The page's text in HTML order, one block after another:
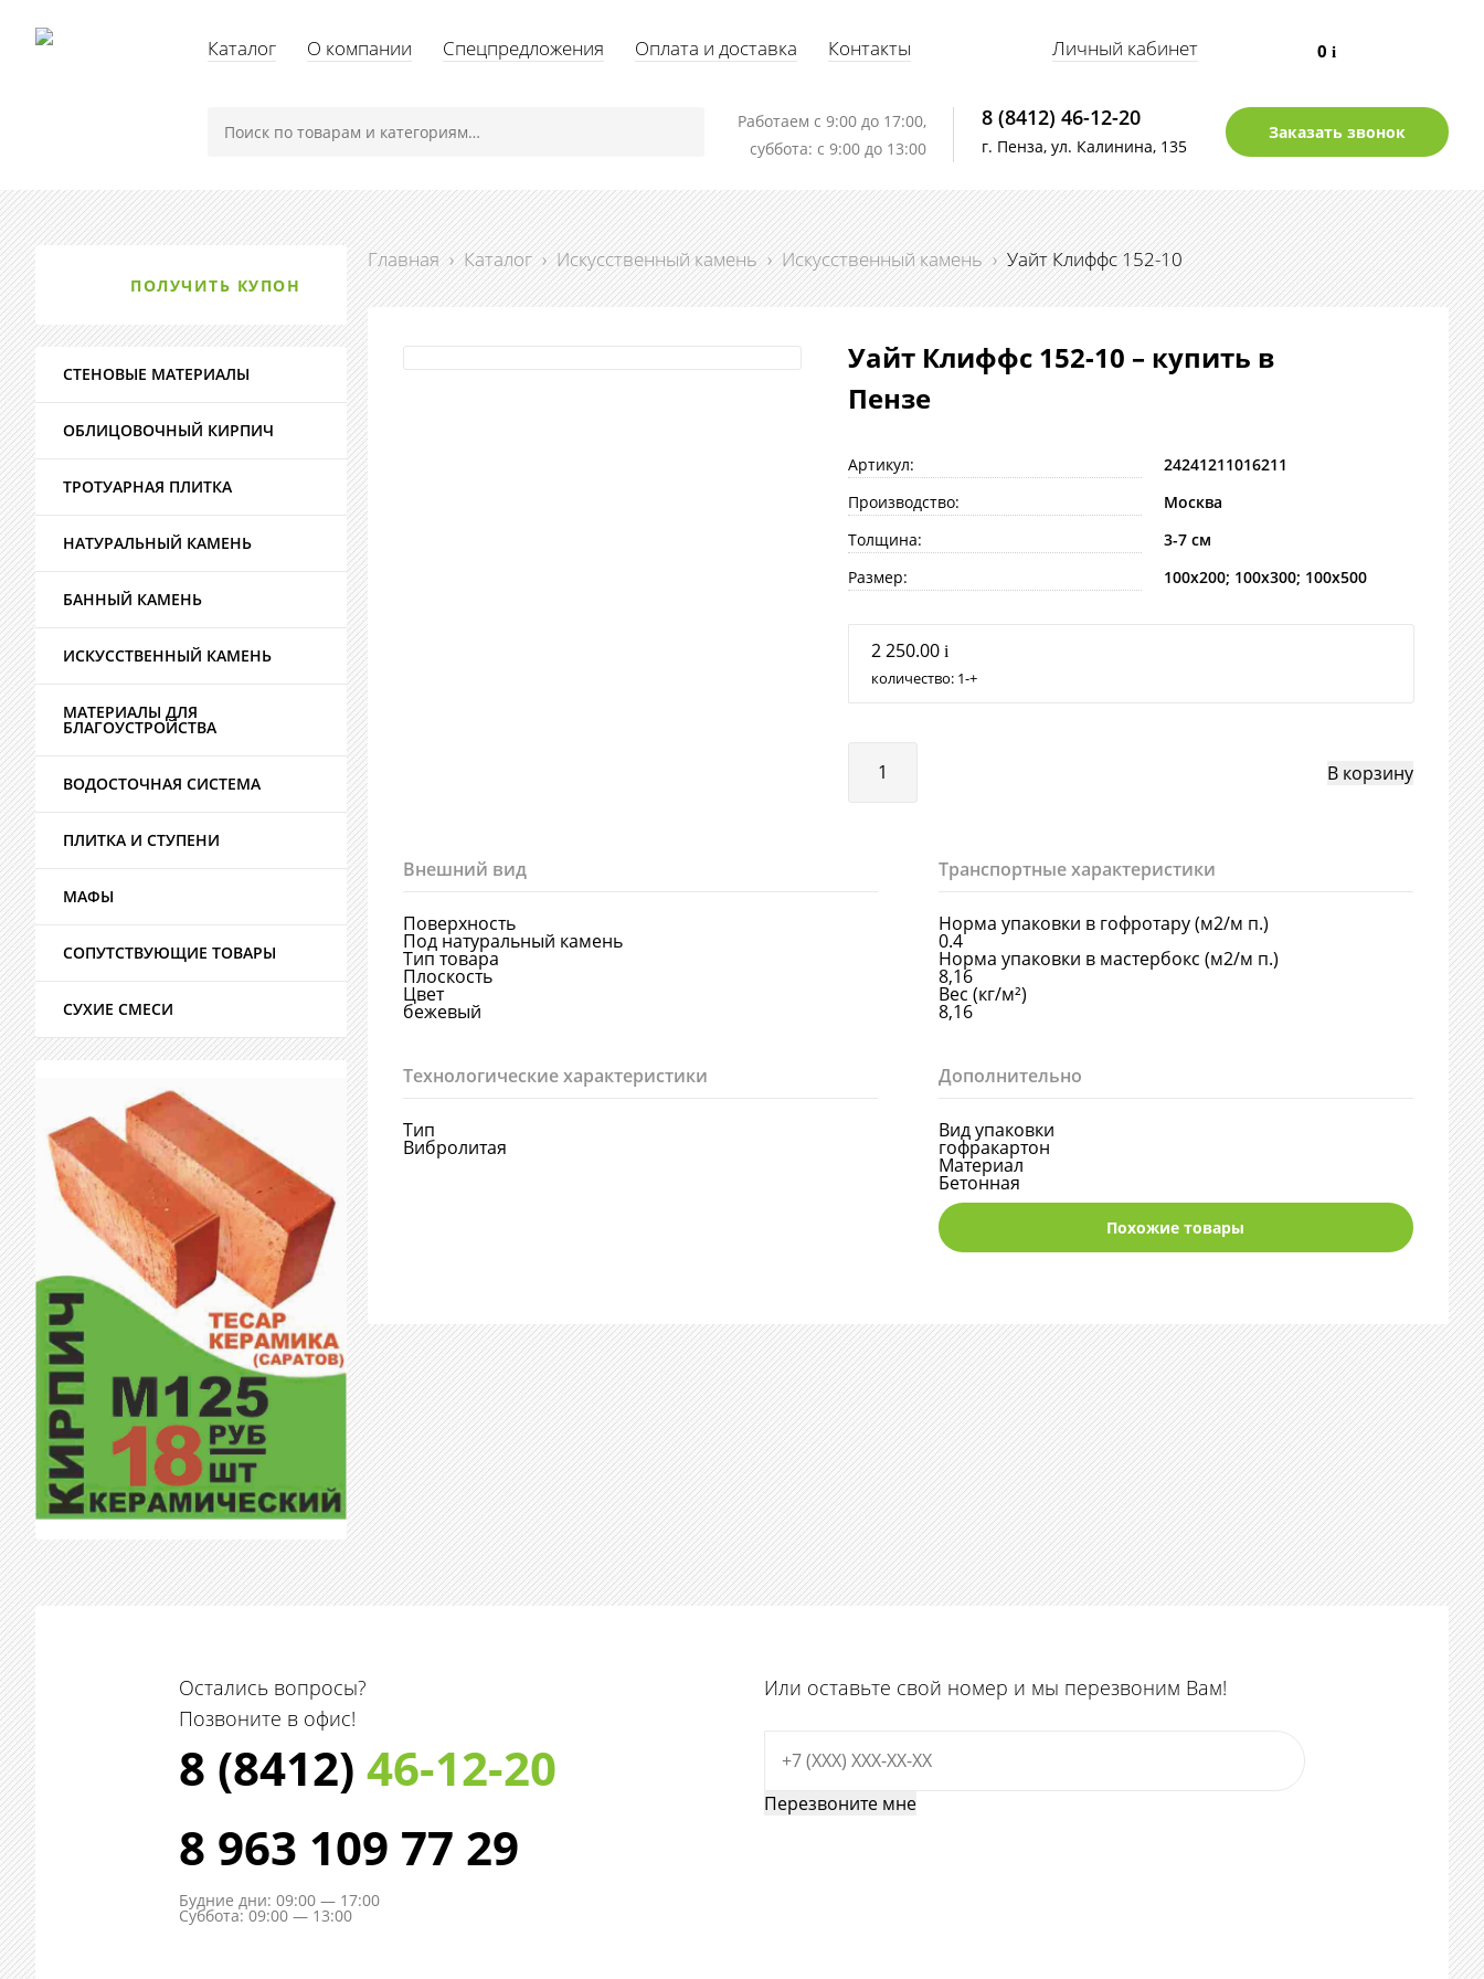
Каталог О компании Спецпредложения Оплата и доставка Контакты Личный кабинет 0i
Работаем c 9:00 до 17:00,
суббота: с 9:00 до 13:00
8 (8412) 46-12-20
г. Пенза, ул. Калинина, 135
Заказать звонок
Главная › Каталог › Искусственный камень › Искусственный камень › Уайт Клиффс 152-10
Уайт Клиффс 152-10 – купить в
Пензе
Артикул:
24241211016211
Производство:
Москва
Толщина:
3-7 см
Размер:
100х200; 100х300; 100х500
2 250.00 i
количество: 1 +
Внешний вид
Поверхность
Под натуральный камень
Тип товара
Плоскость
Цвет
бежевый
Транспортные характеристики
Норма упаковки в гофротару (м2/м п.)
0.4
Норма упаковки в мастербокс (м2/м п.)
8,16
Вес (кг/м²)
8,16
Технологические характеристики
Тип
Вибролитая
Дополнительно
Вид упаковки
гофракартон
Материал
Бетонная
Похожие товары
ПОЛУЧИТЬ КУПОН
СТЕНОВЫЕ МАТЕРИАЛЫ
ОБЛИЦОВОЧНЫЙ КИРПИЧ
ТРОТУАРНАЯ ПЛИТКА
НАТУРАЛЬНЫЙ КАМЕНЬ
БАННЫЙ КАМЕНЬ
ИСКУССТВЕННЫЙ КАМЕНЬ
МАТЕРИАЛЫ ДЛЯ
БЛАГОУСТРОЙСТВА
ВОДОСТОЧНАЯ СИСТЕМА
ПЛИТКА И СТУПЕНИ
МАФЫ
СОПУТСТВУЮЩИЕ ТОВАРЫ
СУХИЕ СМЕСИ
Остались вопросы?
Позвоните в офис!
8 (8412) 46-12-20
8 963 109 77 29
Будние дни: 09:00 — 17:00
Суббота: 09:00 — 13:00
Или оставьте свой номер и мы перезвоним Вам!